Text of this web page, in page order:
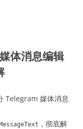
体消息编辑
Telegram 媒体消息
，彻底解